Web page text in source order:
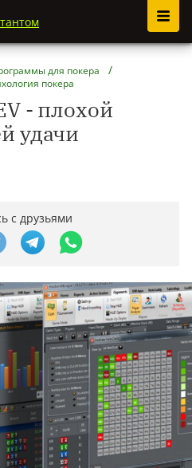
для покера
покера
- плохой
удачи
с друзьями